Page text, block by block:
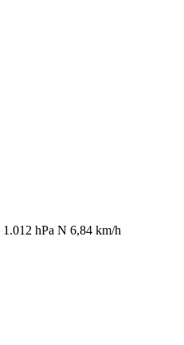
1.012 hPa N 6,84 km/h